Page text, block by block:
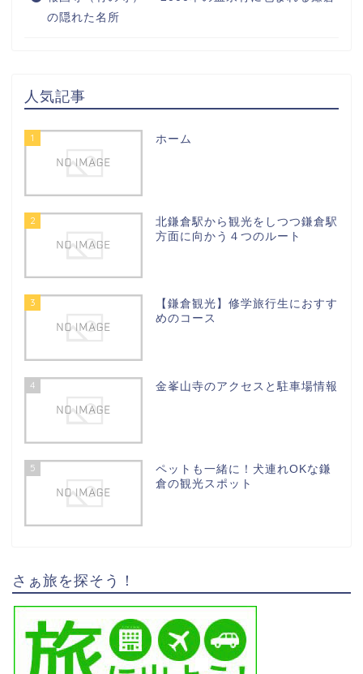
の隠れた名所
人気記事
1 ホーム
2
北鎌倉駅から観光をしつつ鎌倉駅
方面に向かう４つのルート
3
【鎌倉観光】修学旅行生におすす
めのコース
4 金峯山寺のアクセスと駐車場情報
5
ペットも一緒に！犬連れOKな鎌
倉の観光スポット
さぁ旅を探そう！